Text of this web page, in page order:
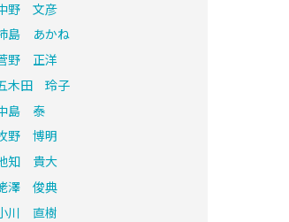
野 文彦
島 あかね
野 正洋
木田 玲子
島 泰
野 博明
知 貴大
澤 俊典
川 直樹